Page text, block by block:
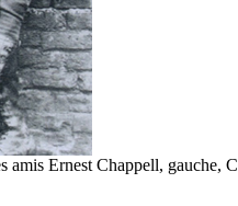
Ernest Chappell,